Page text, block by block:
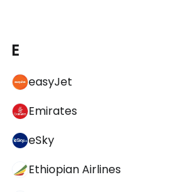
E
easyJet
Emirates
eSky
Ethiopian Airlines